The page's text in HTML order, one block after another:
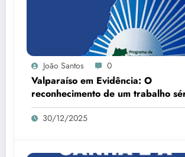
João Santos 0
Valparaíso em Evidência: O
reconhecimento de um trabalho
30/12/2025